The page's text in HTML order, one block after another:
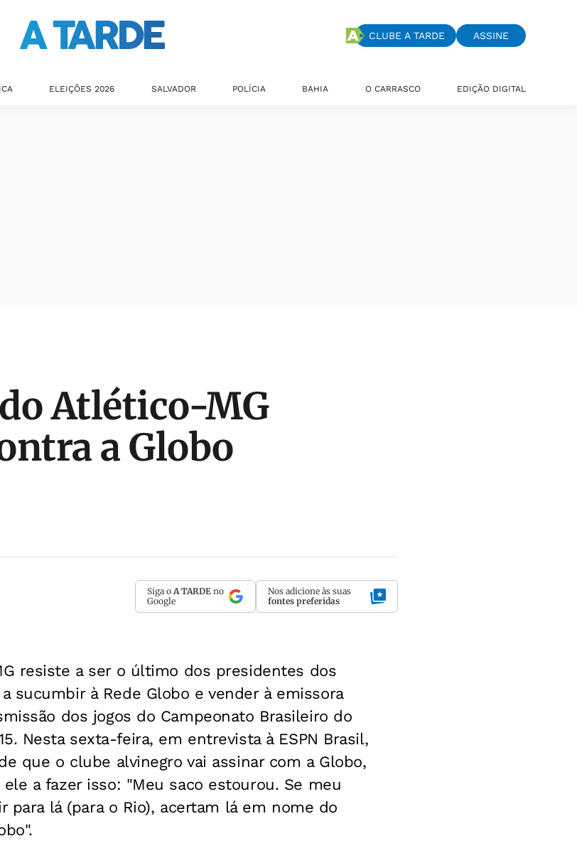
CLUBE A TARDE ASSINE
ELEIÇÕES 2026 SALVADOR POLÍCIA BAHIA O CARRASCO EDIÇÃO DIGITAL
Atlético-MG
a Globo
Siga o A TARDE no
Google
Nos adicione às suas
fontes preferidas
resiste a ser o último dos presidentes dos
sucumbir à Rede Globo e vender à emissora
dos jogos do Campeonato Brasileiro do
Nesta sexta-feira, em entrevista à ESPN Brasil,
que o clube alvinegro vai assinar com a Globo,
a fazer isso: "Meu saco estourou. Se meu
para lá (para o Rio), acertam lá em nome do